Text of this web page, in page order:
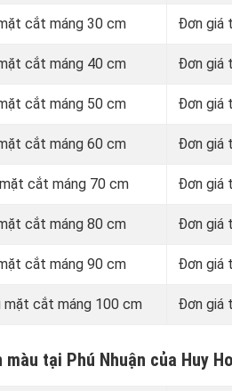
cắt máng 30 cm Đơn giá
cắt máng 40 cm Đơn giá
cắt máng 50 cm Đơn giá
cắt máng 60 cm Đơn giá
cắt máng 70 cm Đơn giá
cắt máng 80 cm Đơn giá
cắt máng 90 cm Đơn giá
mặt cắt máng 100 cm Đơn giá
tại Phú Nhuận của Huy